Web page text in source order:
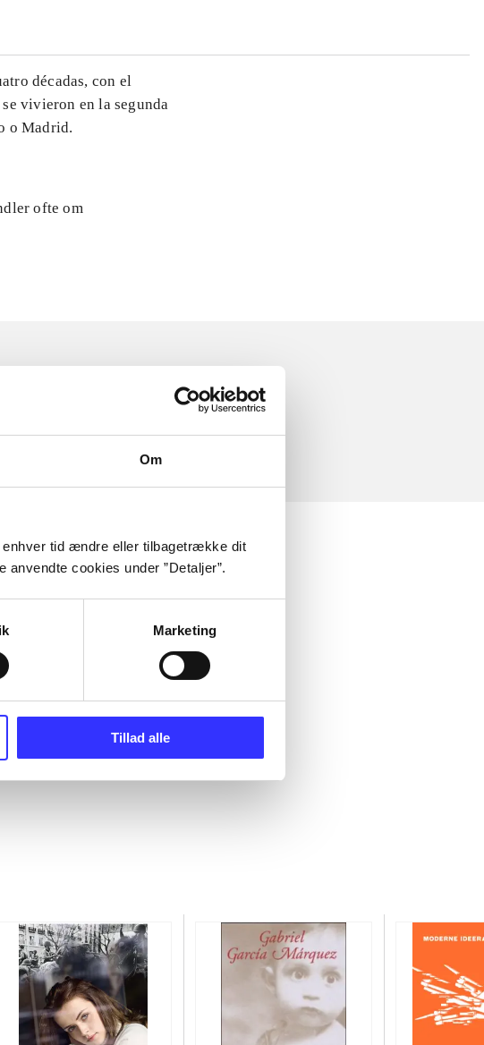
Om
tid ændre eller tilbagetrække dit
cookies under ”Detaljer”.
Marketing
Tillad alle
décadas, con el
vivieron en la segunda
o Madrid.
ofte om